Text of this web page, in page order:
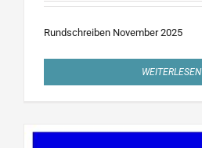
Rundschreiben November 2025
WEITERLESEN